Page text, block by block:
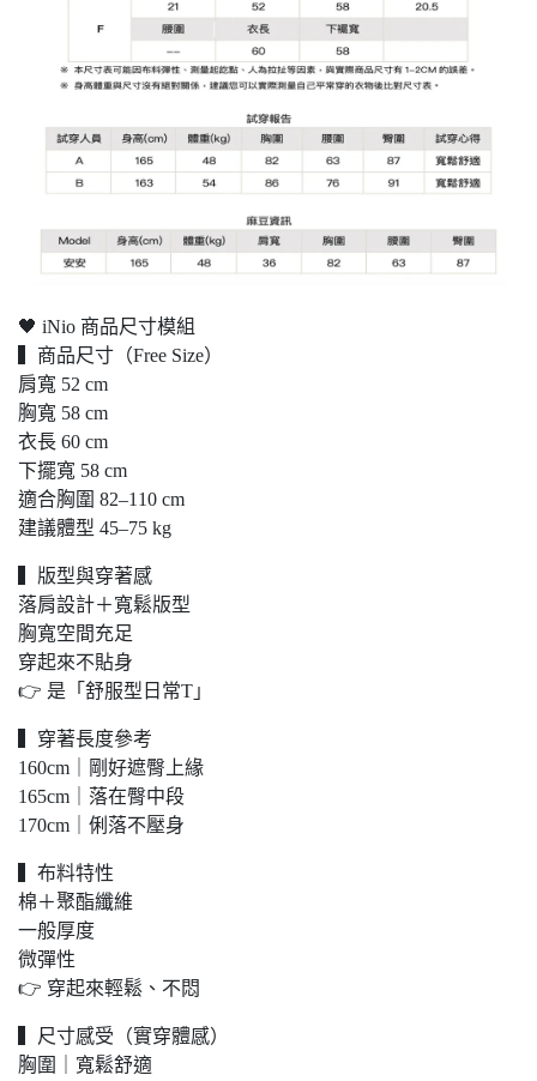
🖤 iNio 商品尺寸模組
▍商品尺寸（Free Size）
肩寬 52 cm
胸寬 58 cm
衣長 60 cm
下擺寬 58 cm
適合胸圍 82–110 cm
建議體型 45–75 kg
▍版型與穿著感
落肩設計＋寬鬆版型
胸寬空間充足
穿起來不貼身
👉 是「舒服型日常T」
▍穿著長度參考
160cm｜剛好遮臀上緣
165cm｜落在臀中段
170cm｜俐落不壓身
▍布料特性
棉＋聚酯纖維
一般厚度
微彈性
👉 穿起來輕鬆、不悶
▍尺寸感受（實穿體感）
胸圍｜寬鬆舒適